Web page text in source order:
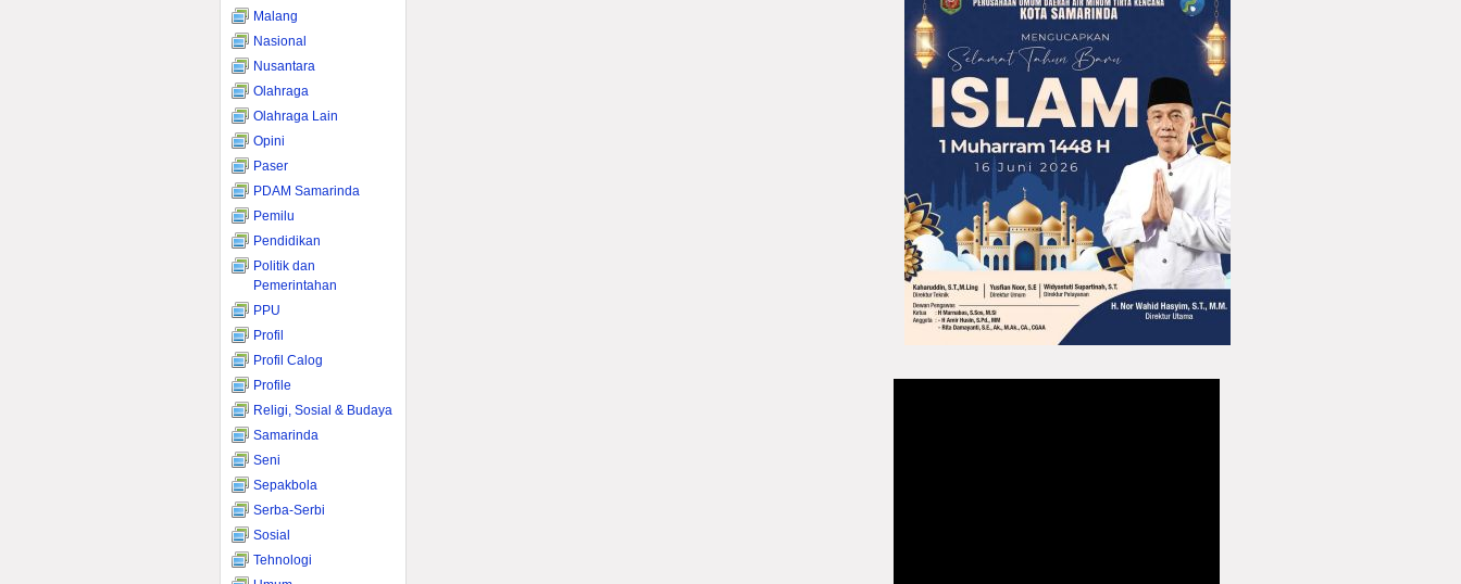
Malang
Nasional
Nusantara
Olahraga
Olahraga Lain
Opini
Paser
PDAM Samarinda
Pemilu
Pendidikan
Politik dan
Pemerintahan
PPU
Profil
Profil Calog
Profile
Religi, Sosial & Budaya
Samarinda
Seni
Sepakbola
Serba-Serbi
Sosial
Tehnologi